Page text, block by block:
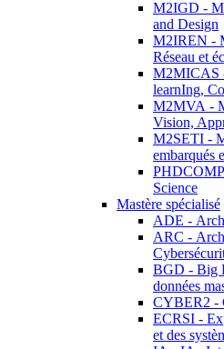
M2IGD -
and Design
M2IREN -
Réseau et
M2MICAS
learnIng,
M2MVA -
Vision,
M2SETI -
embarqués
Science
Mastère spécialisé
ADE -
ARC -
BGD - Big
données
CYBER2 -
ECRSI -
et des